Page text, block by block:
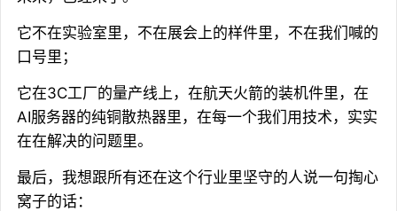
它不在实验室里，不在展会上的样件里，不在我们喊的
口号里；
它在3C工厂的量产线上，在航天火箭的装机件里，在
AI服务器的纯铜散热器里，在每一个我们用技术，实实
在在解决的问题里。
最后，我想跟所有还在这个行业里坚守的人说一句掏心
窝子的话：